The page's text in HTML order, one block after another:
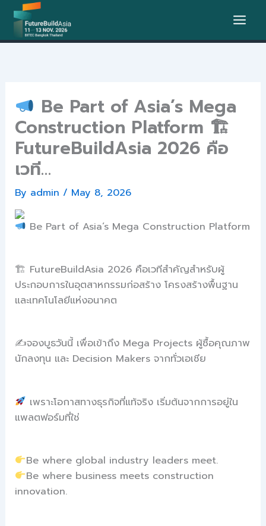
Skip
content
Be Part of Asia’s Mega
Construction Platform 🏗
FutureBuildAsia 2026 คือ
เวที…
By admin / May 8, 2026
Be Part of Asia’s Mega Construction Platform
🏗 FutureBuildAsia 2026 คือเวทีสำคัญสำหรับผู้
ประกอบการในอุตสาหกรรมก่อสร้าง โครงสร้างพื้นฐาน
และเทคโนโลยีแห่งอนาคต
✍️จองบูธวันนี้ เพื่อเข้าถึง Mega Projects ผู้ซื้อคุณภาพ
นักลงทุน และ Decision Makers จากทั่วเอเชีย
เพราะโอกาสทางธุรกิจที่แท้จริง เริ่มต้นจากการอยู่ใน
แพลตฟอร์มที่ใช่
Be where global industry leaders meet.
Be where business meets construction
innovation.